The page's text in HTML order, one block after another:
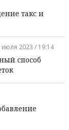
такс и
июля 2023 / 19:14
способ